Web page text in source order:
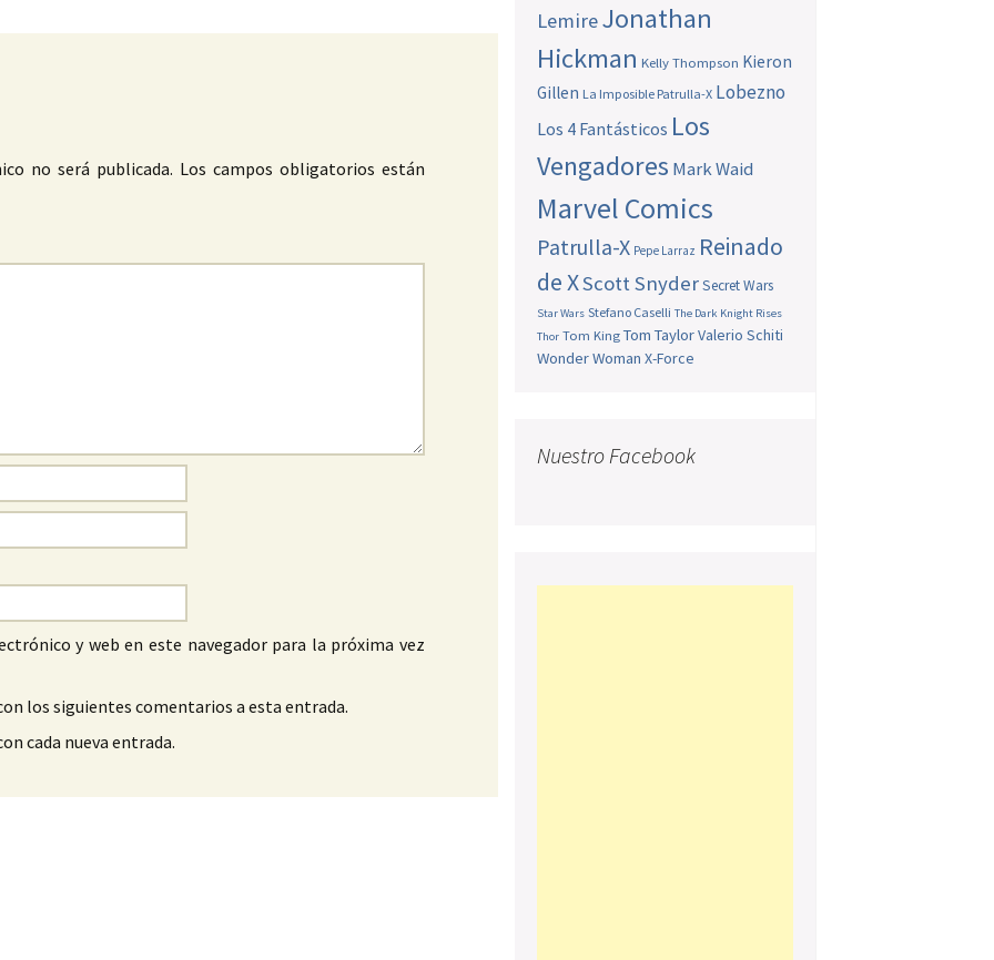
no será publicada. Los campos obligatorios están
y web en este navegador para la próxima vez
los siguientes comentarios a esta entrada.
cada nueva entrada.
LemireJonathan
Hickman Kelly Thompson Kieron
Gillen La Imposible Patrulla-X Lobezno
Los 4 Fantásticos Los
Vengadores Mark Waid
Marvel Comics
Patrulla-X Pepe Larraz Reinado
de XScott SnyderSecret Wars
Star Wars Stefano Caselli The Dark Knight Rises
Thor Tom King Tom TaylorValerio Schiti
Wonder Woman X-Force
Nuestro Facebook